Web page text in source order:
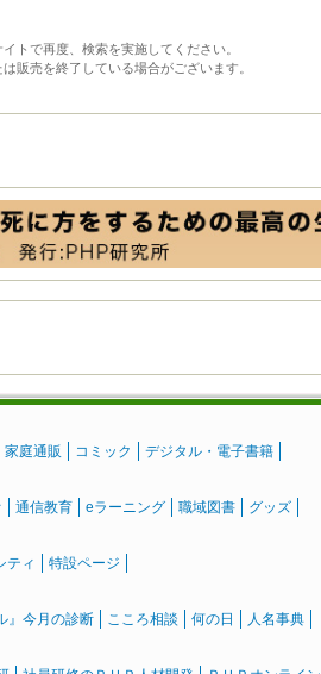
トで再度、検索を実施してください。
販売を終了している場合がございます。
家庭通販 コミック デジタル・電子書籍
通信教育 eラーニング 職域図書 グッズ
ティ 特設ページ
』今月の診断 こころ相談 何の日 人名事典